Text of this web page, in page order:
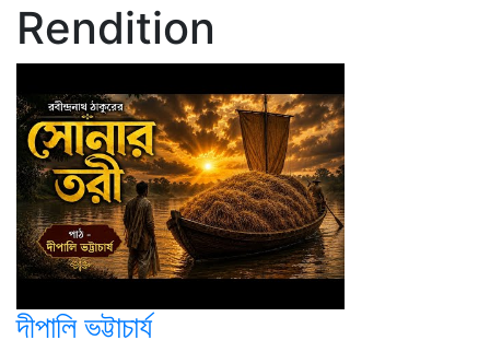
Rendition
দীপালি ভট্টাচার্য